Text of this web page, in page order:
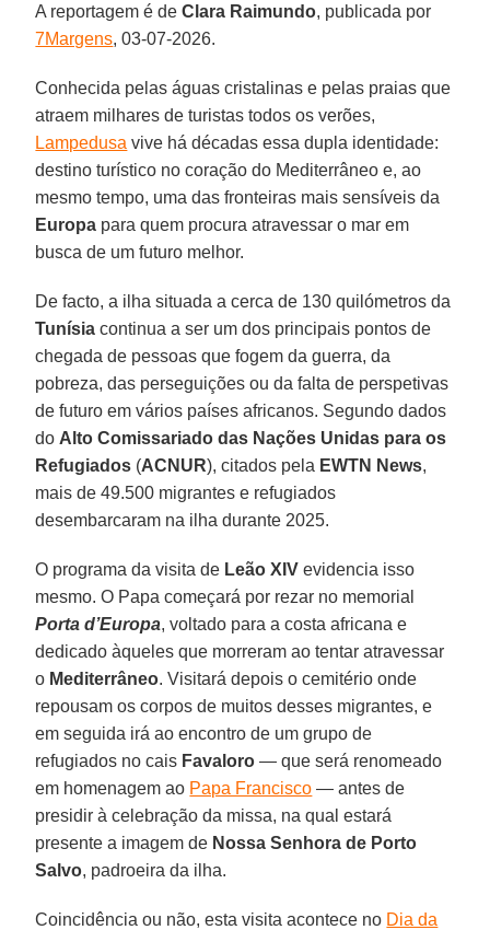
A reportagem é deClara Raimundo, publicada por
7Margens, 03-07-2026.
Conhecida pelas águas cristalinas e pelas praias que
atraem milhares de turistas todos os verões,
Lampedusa vive há décadas essa dupla identidade:
destino turístico no coração do Mediterrâneo e, ao
mesmo tempo, uma das fronteiras mais sensíveis da
Europa para quem procura atravessar o mar em
busca de um futuro melhor.
De facto, a ilha situada a cerca de 130 quilómetros da
Tunísia continua a ser um dos principais pontos de
chegada de pessoas que fogem da guerra, da
pobreza, das perseguições ou da falta de perspetivas
de futuro em vários países africanos. Segundo dados
do Alto Comissariado das Nações Unidas para os
Refugiados (ACNUR), citados pela EWTN News,
mais de 49.500 migrantes e refugiados
desembarcaram na ilha durante 2025.
O programa da visita de Leão XIV evidencia isso
mesmo. O Papa começará por rezar no memorial
Porta d’Europa, voltado para a costa africana e
dedicado àqueles que morreram ao tentar atravessar
o Mediterrâneo. Visitará depois o cemitério onde
repousam os corpos de muitos desses migrantes, e
em seguida irá ao encontro de um grupo de
refugiados no cais Favaloro — que será renomeado
em homenagem ao Papa Francisco — antes de
presidir à celebração da missa, na qual estará
presente a imagem de Nossa Senhora de Porto
Salvo, padroeira da ilha.
Coincidência ou não, esta visita acontece no Dia da